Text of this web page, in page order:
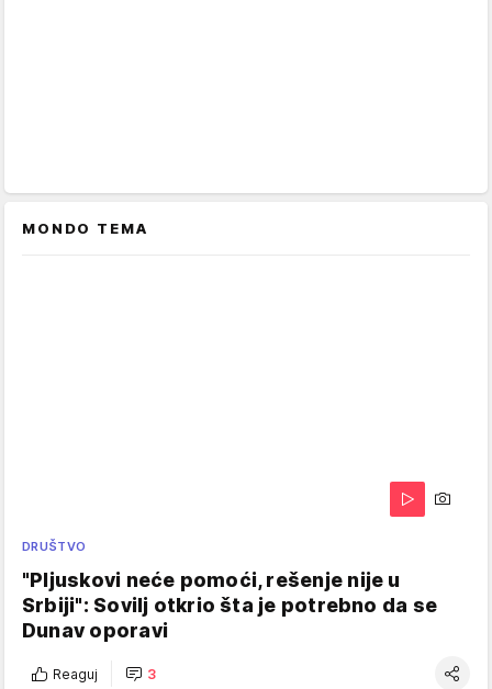
MONDO TEMA
DRUŠTVO
"Pljuskovi neće pomoći, rešenje nije u
Srbiji": Sovilj otkrio šta je potrebno da se
Dunav oporavi
Reaguj 3